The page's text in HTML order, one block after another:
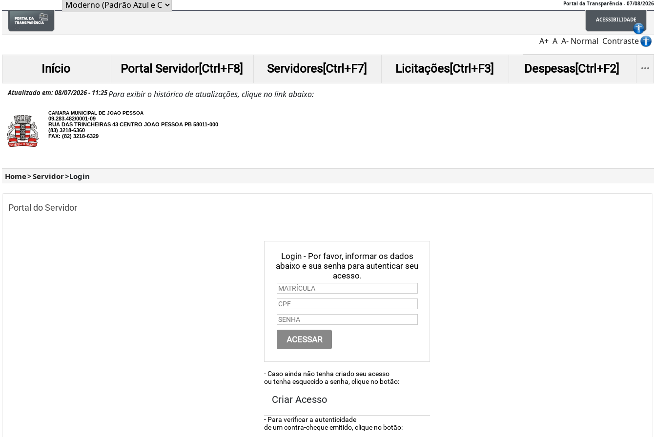
Portal da Transparência - 07/08/2026
ACESSIBILIDADE
A+ A A- Normal Contraste
Início Portal Servidor[Ctrl+F8] Servidores[Ctrl+F7] Licitações[Ctrl+F3] Despesas[Ctrl+F2]
Para exibir o histórico de atualizações, clique no link abaixo:
Atualizado em: 08/07/2026 - 11:25
CAMARA MUNICIPAL DE JOAO PESSOA
09.283.482/0001-09
RUA DAS TRINCHEIRAS 43 CENTRO JOAO PESSOA PB 58011-000
(83) 3218-6360
FAX: (82) 3218-6329
Home>Servidor>Login
Portal do Servidor
Login - Por favor, informar os dados
abaixo e sua senha para autenticar seu
acesso.
- Caso ainda não tenha criado seu acesso
ou tenha esquecido a senha, clique no botão:
Criar Acesso
- Para verificar a autenticidade
de um contra-cheque emitido, clique no botão: